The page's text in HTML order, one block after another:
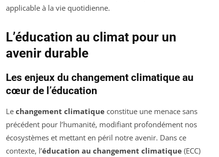
applicable à la vie quotidienne.
L’éducation au climat pour un
avenir durable
Les enjeux du changement climatique au
cœur de l’éducation
Le changement climatique constitue une menace sans
précédent pour l’humanité, modifiant profondément nos
écosystèmes et mettant en péril notre avenir. Dans ce
contexte, l’éducation au changement climatique (ECC)